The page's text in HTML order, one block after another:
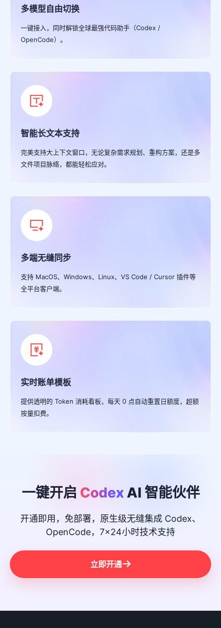
多模型自由切换
一键接入，同时解锁全球最强代码助手（Codex /
OpenCode）。
智能长文本支持
完美支持大上下文窗口，无论复杂需求规划、重构方案，还是多
文件项目脉络，都能轻松应对。
多端无缝同步
支持 MacOS、Windows、Linux、VS Code / Cursor 插件等
全平台客户端。
实时账单模板
提供透明的 Token 消耗看板，每天 0 点自动重置日额度，超额
按量扣费。
一键开启 CodexAI 智能伙伴
开通即用，免部署，原生级无缝集成 Codex、
OpenCode，7x24小时技术支持
立即开通